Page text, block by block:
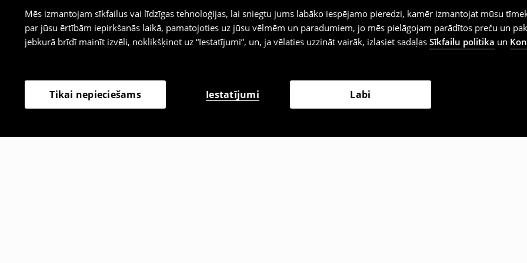
Mēs izmantojam sīkfailus vai līdzīgas tehnoloģijas, lai sniegtu jums labāko iespējamo pieredzi, kamēr izmantojat mūsu
par jūsu ērtībām iepirkšanās laikā, pamatojoties uz jūsu vēlmēm un paradumiem, jo mēs pielāgojam parādītos preču un
jebkurā brīdī mainīt izvēli, noklikšķinot uz “Iestatījumi”, un, ja vēlaties uzzināt vairāk, izlasiet sadaļas Sīkfailu politika un
Tikai nepieciešams Iestatījumi Labi